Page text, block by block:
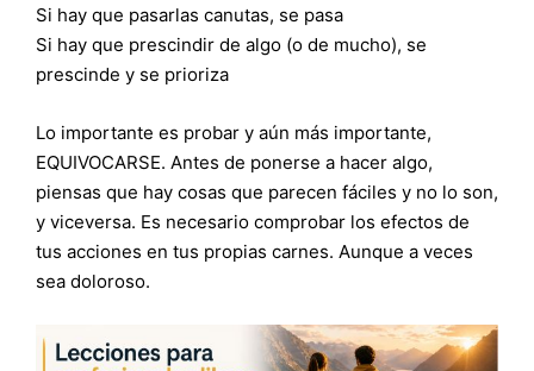
Si hay que pasarlas canutas, se pasa
Si hay que prescindir de algo (o de mucho), se
prescinde y se prioriza
Lo importante es probar y aún más importante,
EQUIVOCARSE. Antes de ponerse a hacer algo,
piensas que hay cosas que parecen fáciles y no lo son,
y viceversa. Es necesario comprobar los efectos de
tus acciones en tus propias carnes. Aunque a veces
sea doloroso.